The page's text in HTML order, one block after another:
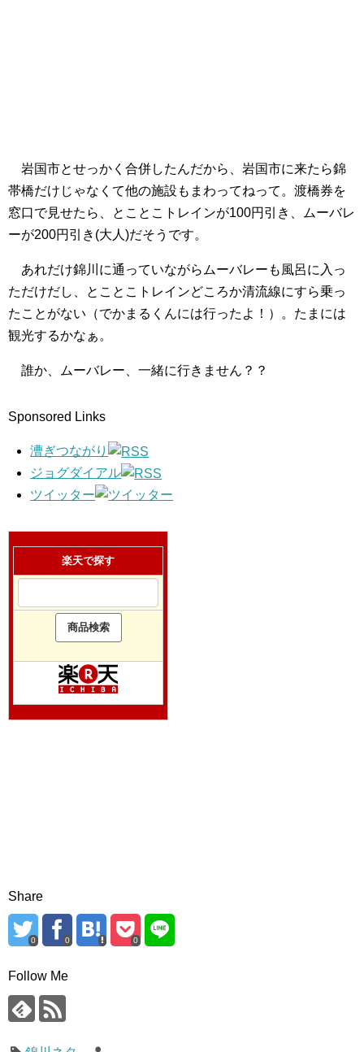
岩国市とせっかく合併したんだから、岩国市に来たら錦
帯橋だけじゃなくて他の施設もまわってねって。渡橋券を
窓口で見せたら、とことこトレインが100円引き、ムーバレ
ーが200円引き(大人)だそうです。
あれだけ錦川に通っていながらムーバレーも風呂に入っ
ただけだし、とことこトレインどころか清流線にすら乗っ
たことがない（でかまるくんには行ったよ！）。たまには
観光するかなぁ。
誰か、ムーバレー、一緒に行きません？？
Sponsored Links
漕ぎつながり
ジョグダイアル
ツイッター
楽天で探す
Share
0 0 0
Follow Me